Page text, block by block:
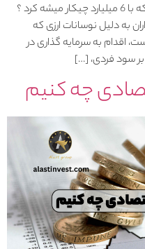
در این مقاله، به این موضوع می پردازیم که با 6 میلیارد چیکار میشه کرد ؟
به دلیل نوسانات ارزی که
اقدام به سرمایه گذاری در
سود فردی، […]
چه کنیم